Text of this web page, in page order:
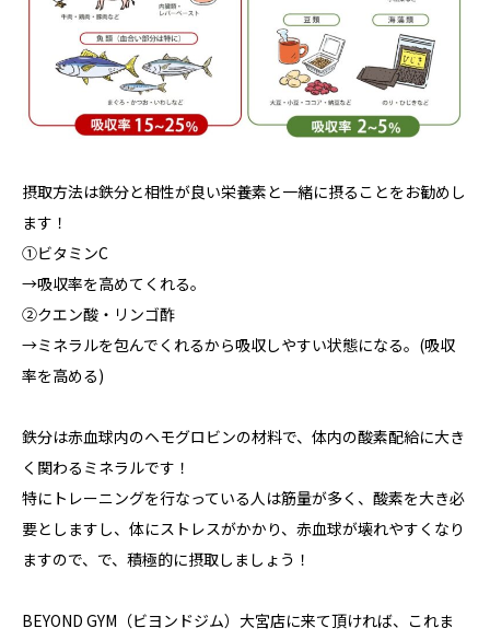
摂取方法は鉄分と相性が良い栄養素と一緒に摂ることをお勧めし
ます！
①ビタミンC
→吸収率を高めてくれる。
②クエン酸・リンゴ酢
→ミネラルを包んでくれるから吸収しやすい状態になる。(吸収
率を高める)
鉄分は赤血球内のヘモグロビンの材料で、体内の酸素配給に大き
く関わるミネラルです！
特にトレーニングを行なっている人は筋量が多く、酸素を大き必
要としますし、体にストレスがかかり、赤血球が壊れやすくなり
ますので、で、積極的に摂取しましょう！
BEYOND GYM（ビヨンドジム）大宮店に来て頂ければ、これま